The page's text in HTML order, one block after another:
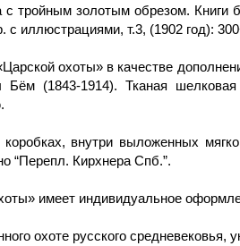
тройным золотым обрезом.
с иллюстрациями, т.3, (1902 год):
охоты» в качестве
(1843-1914). Тканая
внутри выложенных
“Перепл. Кирхнера Спб.”.
имеет индивидуальное
охоте русского средневековья,